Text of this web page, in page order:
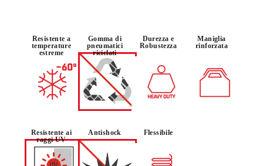
Resistente a
temperature
estreme
Gomma di
pneumatici
riciclati
Durezza e
Robustezza
Maniglia
rinforzata
Resistente ai
raggi UV
Antishock Flessibile